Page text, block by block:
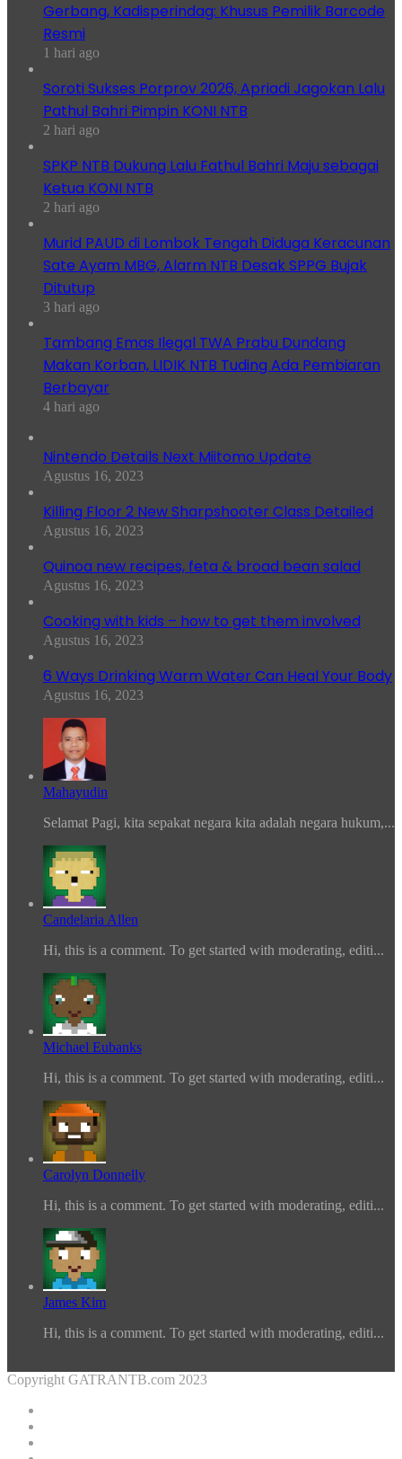
Gerbang, Kadisperindag: Khusus Pemilik Barcode
Resmi
1 hari ago
Soroti Sukses Porprov 2026, Apriadi Jagokan Lalu
Pathul Bahri Pimpin KONI NTB
2 hari ago
SPKP NTB Dukung Lalu Fathul Bahri Maju sebagai
Ketua KONI NTB
2 hari ago
Murid PAUD di Lombok Tengah Diduga Keracunan
Sate Ayam MBG, Alarm NTB Desak SPPG Bujak
Ditutup
3 hari ago
Tambang Emas Ilegal TWA Prabu Dundang
Makan Korban, LIDIK NTB Tuding Ada Pembiaran
Berbayar
4 hari ago
Nintendo Details Next Miitomo Update
Agustus 16, 2023
Killing Floor 2 New Sharpshooter Class Detailed
Agustus 16, 2023
Quinoa new recipes, feta & broad bean salad
Agustus 16, 2023
Cooking with kids – how to get them involved
Agustus 16, 2023
6 Ways Drinking Warm Water Can Heal Your Body
Agustus 16, 2023
Mahayudin
Selamat Pagi, kita sepakat negara kita adalah negara hukum,...
Candelaria Allen
Hi, this is a comment. To get started with moderating, editi...
Michael Eubanks
Hi, this is a comment. To get started with moderating, editi...
Carolyn Donnelly
Hi, this is a comment. To get started with moderating, editi...
James Kim
Hi, this is a comment. To get started with moderating, editi...
Copyright GATRANTB.com 2023